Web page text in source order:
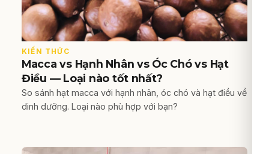
KIẾN THỨC
Macca vs Hạnh Nhân vs Óc Chó vs Hạt
Điều — Loại nào tốt nhất?
So sánh hạt macca với hạnh nhân, óc chó và hạt điều về
dinh dưỡng. Loại nào phù hợp với bạn?